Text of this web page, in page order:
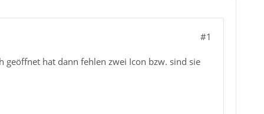
#1
geöffnet hat dann fehlen zwei Icon bzw. sind sie